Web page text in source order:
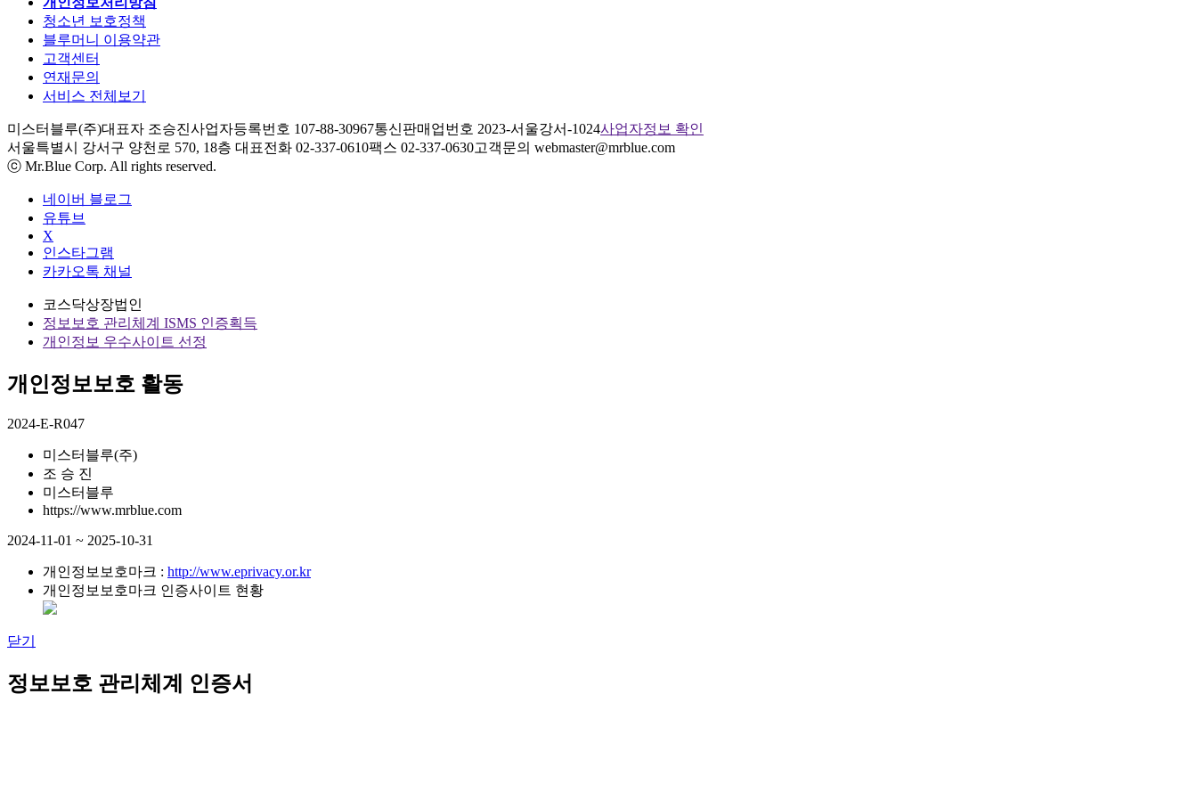
청소년 보호정책
블루머니 이용약관
고객센터
연재문의
서비스 전체보기
미스터블루(주)대표자 조승진사업자등록번호 107-88-30967통신판매업번호 2023-서울강서-1024사업자정보 확인
서울특별시 강서구 양천로 570, 18층 대표전화 02-337-0610팩스 02-337-0630고객문의 webmaster@mrblue.com
ⓒ Mr.Blue Corp. All rights reserved.
네이버 블로그
유튜브
X
인스타그램
카카오톡 채널
코스닥상장법인
정보보호 관리체계 ISMS 인증획득
개인정보 우수사이트 선정
개인정보보호 활동
2024-E-R047
미스터블루(주)
조 승 진
미스터블루
https://www.mrblue.com
2024-11-01 ~ 2025-10-31
개인정보보호마크 : http://www.eprivacy.or.kr
개인정보보호마크 인증사이트 현황
닫기
정보보호 관리체계 인증서